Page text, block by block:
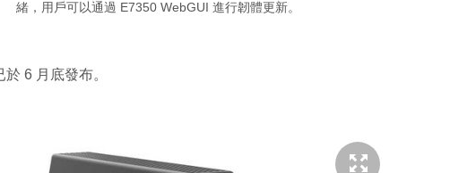
緒，用戶可以通過 E7350 WebGUI 進行韌體更新。
6 月底發布。